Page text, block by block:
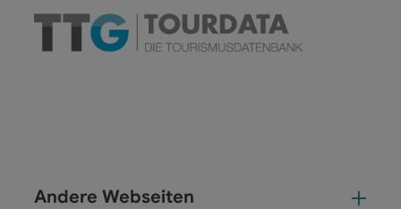
Andere Webseiten